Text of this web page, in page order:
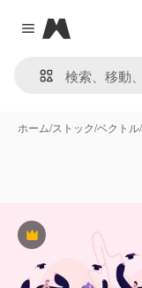
Close menu
Magnific
ホーム/ストック/ベクトル/
Premium